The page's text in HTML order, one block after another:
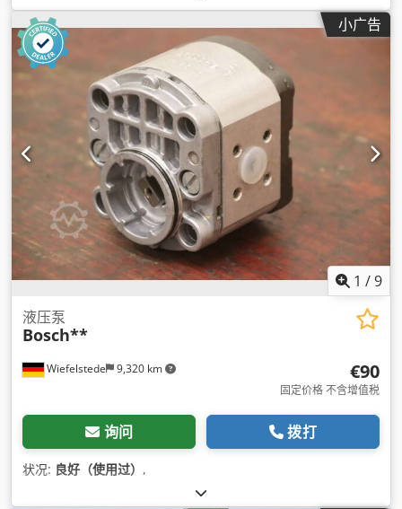
小广告
1 /9
Wiefelstede 9,320 km
液压泵
Bosch**
€90
固定价格 不含增值税
询问 拨打
状况: 良好（使用过） ,